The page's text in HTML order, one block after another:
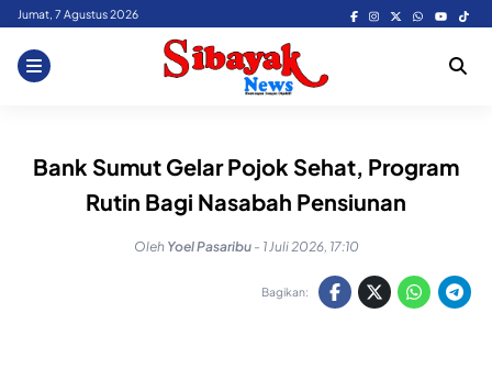
Skip
content
Jumat, 7 Agustus 2026
Bank Sumut Gelar Pojok Sehat, Program
Rutin Bagi Nasabah Pensiunan
Oleh Yoel Pasaribu - 1 Juli 2026, 17:10
Bagikan: